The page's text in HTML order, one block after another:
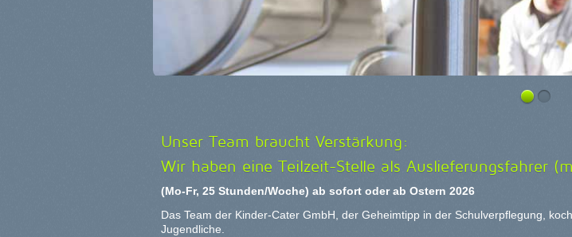
Unser Team braucht Verstärkung:
Wir haben eine Teilzeit-Stelle als Auslieferungsfahrer
(Mo-Fr, 25 Stunden/Woche) ab sofort oder ab Ostern 2026
Das Team der Kinder-Cater GmbH, der Geheimtipp in der Schulverpflegung,
Jugendliche.